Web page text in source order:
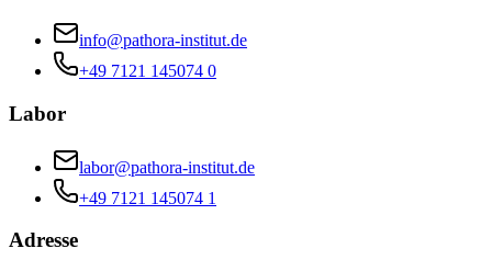
info@pathora-institut.de
+49 7121 145074 0
Labor
labor@pathora-institut.de
+49 7121 145074 1
Adresse